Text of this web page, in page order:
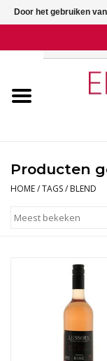
Wijnen
Wijnhuizen
Druif
Wijnaanbiedingen
Wijnberichten
Producten
HOME/TAGS/ BLEND
Door het gebruiken